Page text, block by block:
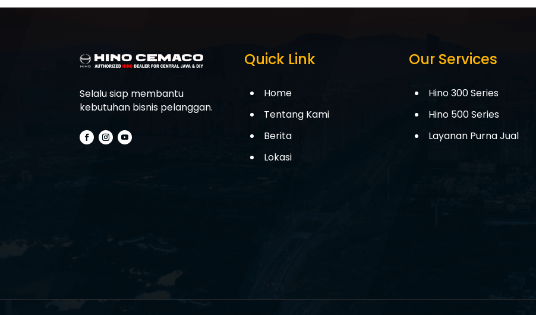
Selalu siap membantu
kebutuhan bisnis pelanggan.
Quick Link
Home
Tentang Kami
Berita
Lokasi
Our Services
Hino 300 Series
Hino 500 Series
Layanan Purna Jual